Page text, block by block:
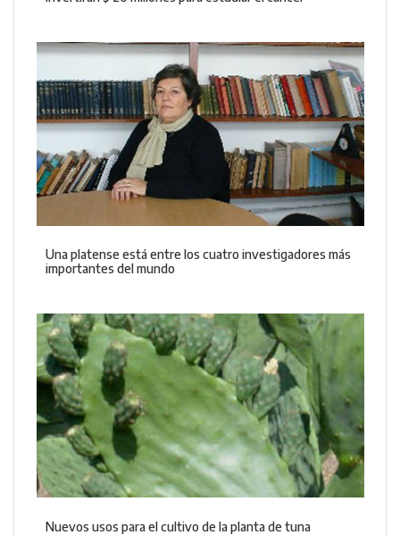
Una platense está entre los cuatro investigadores más
importantes del mundo
Nuevos usos para el cultivo de la planta de tuna